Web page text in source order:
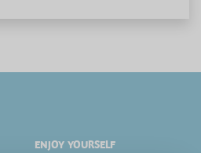
ENJOY YOURSELF